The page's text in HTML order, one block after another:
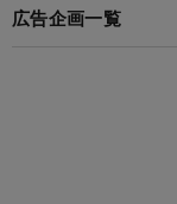
広告企画一覧